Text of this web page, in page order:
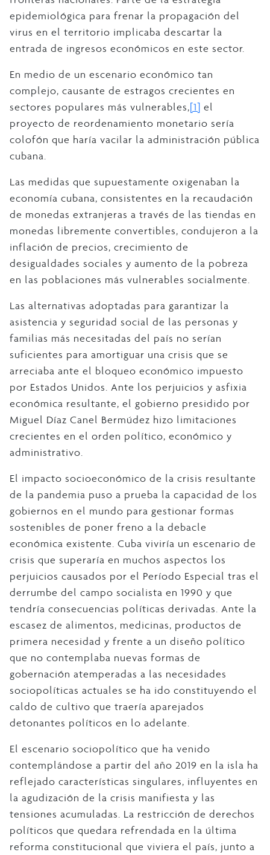
epidemiológica para frenar la propagación del
virus en el territorio implicaba descartar la
entrada de ingresos económicos en este sector.
En medio de un escenario económico tan
complejo, causante de estragos crecientes en
sectores populares más vulnerables,[1] el
proyecto de reordenamiento monetario sería
colofón que haría vacilar la administración pública
cubana.
Las medidas que supuestamente oxigenaban la
economía cubana, consistentes en la recaudación
de monedas extranjeras a través de las tiendas en
monedas libremente convertibles, condujeron a la
inflación de precios, crecimiento de
desigualdades sociales y aumento de la pobreza
en las poblaciones más vulnerables socialmente.
Las alternativas adoptadas para garantizar la
asistencia y seguridad social de las personas y
familias más necesitadas del país no serían
suficientes para amortiguar una crisis que se
arreciaba ante el bloqueo económico impuesto
por Estados Unidos. Ante los perjuicios y asfixia
económica resultante, el gobierno presidido por
Miguel Díaz Canel Bermúdez hizo limitaciones
crecientes en el orden político, económico y
administrativo.
El impacto socioeconómico de la crisis resultante
de la pandemia puso a prueba la capacidad de los
gobiernos en el mundo para gestionar formas
sostenibles de poner freno a la debacle
económica existente. Cuba viviría un escenario de
crisis que superaría en muchos aspectos los
perjuicios causados por el Período Especial tras el
derrumbe del campo socialista en 1990 y que
tendría consecuencias políticas derivadas. Ante la
escasez de alimentos, medicinas, productos de
primera necesidad y frente a un diseño político
que no contemplaba nuevas formas de
gobernación atemperadas a las necesidades
sociopolíticas actuales se ha ido constituyendo el
caldo de cultivo que traería aparejados
detonantes políticos en lo adelante.
El escenario sociopolítico que ha venido
contemplándose a partir del año 2019 en la isla ha
reflejado características singulares, influyentes en
la agudización de la crisis manifiesta y las
tensiones acumuladas. La restricción de derechos
políticos que quedara refrendada en la última
reforma constitucional que viviera el país, junto a